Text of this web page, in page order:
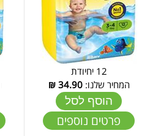
12 יחיודת
המחיר שלנו:34.90
₪
הוסף לסל
פרטים נוספים